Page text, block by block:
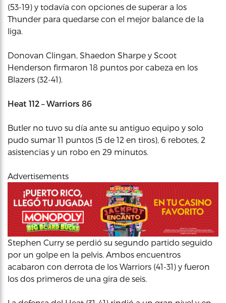
(53-19) y todavía con opciones de superar a los
Thunder para quedarse con el mejor balance de la
liga.
Donovan Clingan, Shaedon Sharpe y Scoot
Henderson firmaron 18 puntos por cabeza en los
Blazers (32-41).
Heat 112 – Warriors 86
Butler no tuvo su día ante su antiguo equipo y solo
pudo sumar 11 puntos (5 de 12 en tiros), 6 rebotes, 2
asistencias y un robo en 29 minutos.
Advertisements
Stephen Curry se perdió su segundo partido seguido
por un golpe en la pelvis. Ambos encuentros
acabaron con derrota de los Warriors (41-31) y fueron
los dos primeros de una gira de seis.